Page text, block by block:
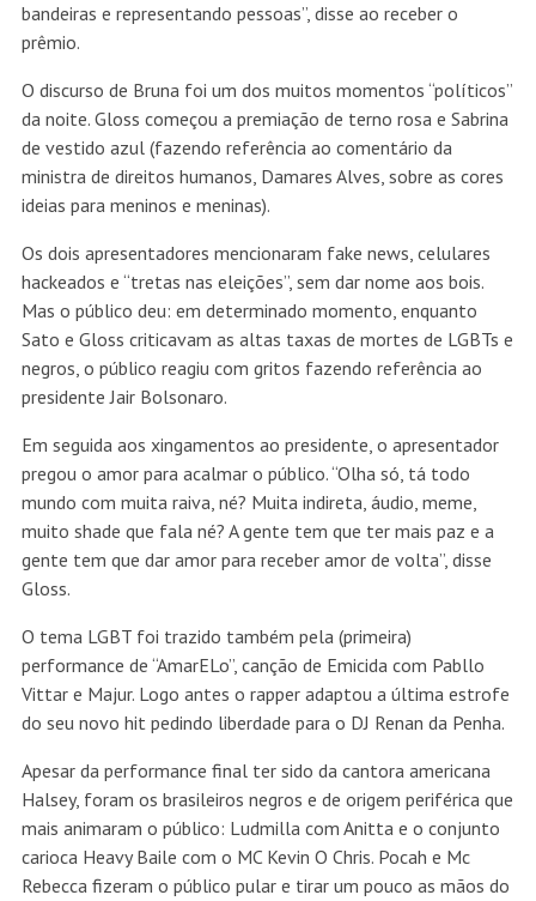
bandeiras e representando pessoas”, disse ao receber o
prêmio.
O discurso de Bruna foi um dos muitos momentos “políticos”
da noite. Gloss começou a premiação de terno rosa e Sabrina
de vestido azul (fazendo referência ao comentário da
ministra de direitos humanos, Damares Alves, sobre as cores
ideias para meninos e meninas).
Os dois apresentadores mencionaram fake news, celulares
hackeados e “tretas nas eleições”, sem dar nome aos bois.
Mas o público deu: em determinado momento, enquanto
Sato e Gloss criticavam as altas taxas de mortes de LGBTs e
negros, o público reagiu com gritos fazendo referência ao
presidente Jair Bolsonaro.
Em seguida aos xingamentos ao presidente, o apresentador
pregou o amor para acalmar o público. “Olha só, tá todo
mundo com muita raiva, né? Muita indireta, áudio, meme,
muito shade que fala né? A gente tem que ter mais paz e a
gente tem que dar amor para receber amor de volta”, disse
Gloss.
O tema LGBT foi trazido também pela (primeira)
performance de “AmarELo”, canção de Emicida com Pabllo
Vittar e Majur. Logo antes o rapper adaptou a última estrofe
do seu novo hit pedindo liberdade para o DJ Renan da Penha.
Apesar da performance final ter sido da cantora americana
Halsey, foram os brasileiros negros e de origem periférica que
mais animaram o público: Ludmilla com Anitta e o conjunto
carioca Heavy Baile com o MC Kevin O Chris. Pocah e Mc
Rebecca fizeram o público pular e tirar um pouco as mãos do